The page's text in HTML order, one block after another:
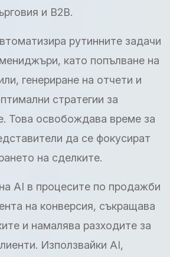
и B2B.
рутинните задачи
като попълване на
генериране на отчети и
стратегии за
Това освобождава време за
да се фокусират
на сделките.
AI в процесите по продажби
на конверсия, съкращава
и намалява разходите за
Използвайки AI,